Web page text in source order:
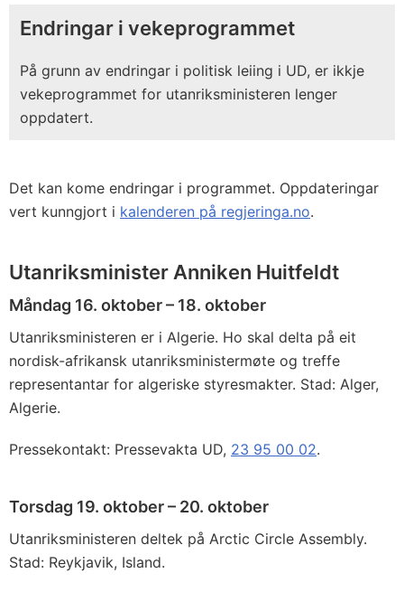
Endringar i vekeprogrammet
På grunn av endringar i politisk leiing i UD, er ikkje
vekeprogrammet for utanriksministeren lenger
oppdatert.
Det kan kome endringar i programmet. Oppdateringar
vert kunngjort i kalenderen på regjeringa.no.
Utanriksminister Anniken Huitfeldt
Måndag 16. oktober – 18. oktober
Utanriksministeren er i Algerie. Ho skal delta på eit
nordisk-afrikansk utanriksministermøte og treffe
representantar for algeriske styresmakter. Stad: Alger,
Algerie.
Pressekontakt: Pressevakta UD, 23 95 00 02.
Torsdag 19. oktober – 20. oktober
Utanriksministeren deltek på Arctic Circle Assembly.
Stad: Reykjavik, Island.